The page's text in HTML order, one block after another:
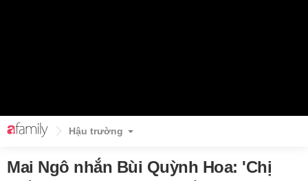
Hậu trường
Mai Ngô nhắn Bùi Quỳnh Hoa: 'Chị